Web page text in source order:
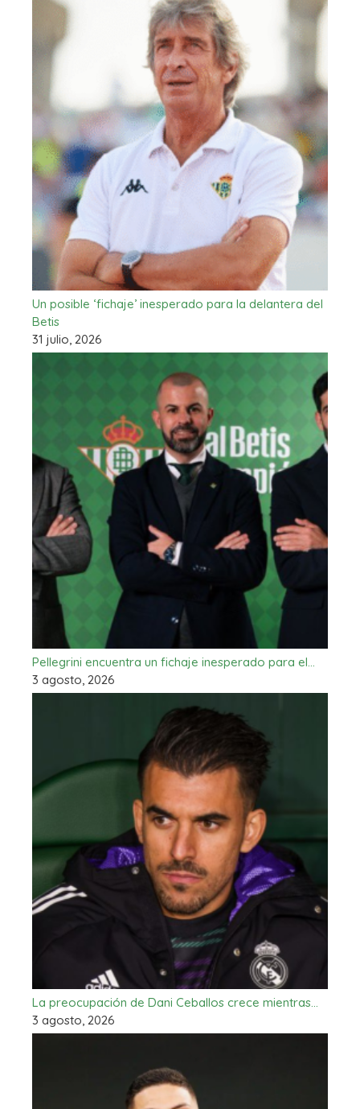
Un posible ‘fichaje’ inesperado para la delantera del
Betis
31 julio, 2026
Pellegrini encuentra un fichaje inesperado para el…
3 agosto, 2026
La preocupación de Dani Ceballos crece mientras…
3 agosto, 2026